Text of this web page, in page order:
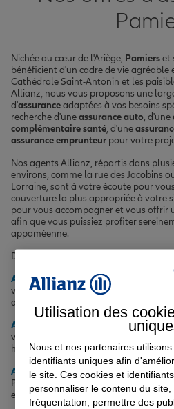
Nichée au cœur de l'Ariège, Pamierset
bénéficient d'un cadre de vie agréable
Cathédrale Saint-Antonin et les
Allianz, nous vous proposons une
d'assuranceadaptées à vos besoins
recherche d'uneassurance auto, d'une
complémentaire santé, d'une
assurance emprunteur pour votre
Nos agents Allianz, répartis dans
environs, comme la rue des Jacobins
Lorraine, sont à votre écoute pour
couverture la plus appropriée à votre
pour vous accompagner et vous offrir
afin que vous puissiez profiter
appaméenne.
Découvrez nos différentes offres
Assurance auto: que vous parcouriez
voiture, moto ou scooter, nous vous
adaptées à votre profil et à votre
Assurance habitation
: propriétaire
votre logement et vos biens grâce à
habitation personnalisées.
Assurance prêt immobilier:
Pamiers en toute sérénité avec notre
et avantageuse.
Utilisation des
Nous et nos partenaires
identifiants uniques afin
le site. Ces cookies et
personnaliser le contenu du
fréquentation, permettre des